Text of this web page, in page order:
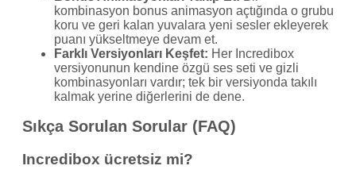
kombinasyon bonus animasyon açtığında o grubu
koru ve geri kalan yuvalara yeni sesler ekleyerek
puanı yükseltmeye devam et.
Farklı Versiyonları Keşfet: Her Incredibox
versiyonunun kendine özgü ses seti ve gizli
kombinasyonları vardır; tek bir versiyonda takılı
kalmak yerine diğerlerini de dene.
Sıkça Sorulan Sorular (FAQ)
Incredibox ücretsiz mi?